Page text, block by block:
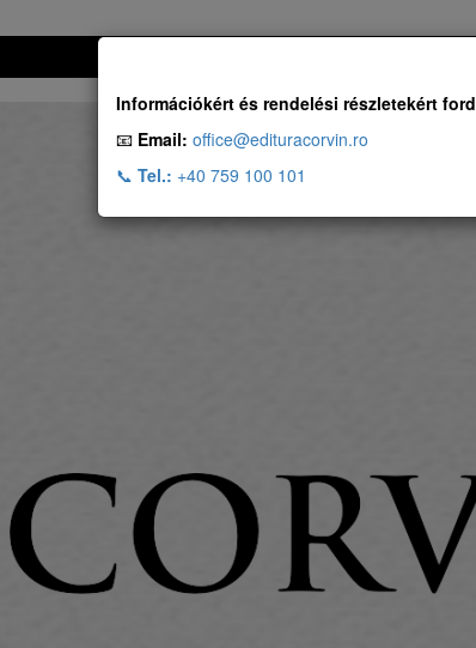
Információkért és rendelési részletekért
📧 Email: office@edituracorvin.ro
📞 Tel.: +40 759 100 101